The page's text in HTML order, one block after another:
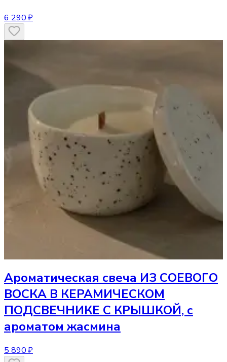
6 290 ₽
Ароматическая свеча ИЗ СОЕВОГО
ВОСКА В КЕРАМИЧЕСКОМ
ПОДСВЕЧНИКЕ С КРЫШКОЙ, с
ароматом жасмина
5 890 ₽